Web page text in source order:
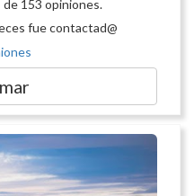
de 153 opiniones.
fue contactad@